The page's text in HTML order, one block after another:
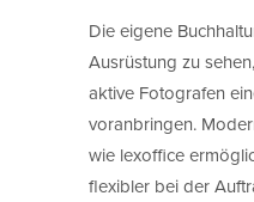
Die eigene
Ausrüstung zu
aktive Fotografen
voranbringen.
wie lexoffice
flexibler bei der